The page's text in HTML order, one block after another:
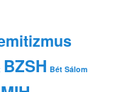
BZSH Bét Sálom